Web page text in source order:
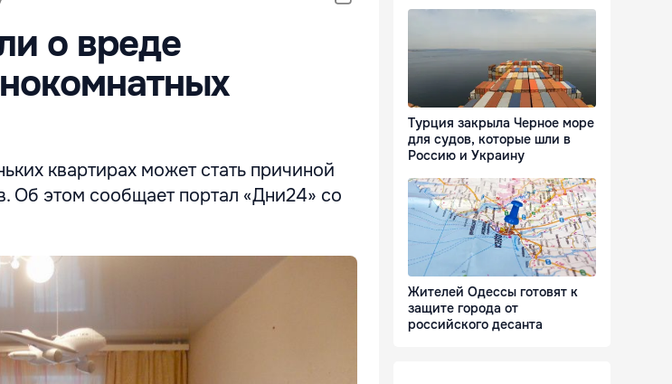
о вреде
квартирах может стать причиной
Об этом сообщает портал «Дни24» со
Турция закрыла Черное море
для судов, которые шли в
Россию и Украину
Жителей Одессы готовят к
защите города от
российского десанта